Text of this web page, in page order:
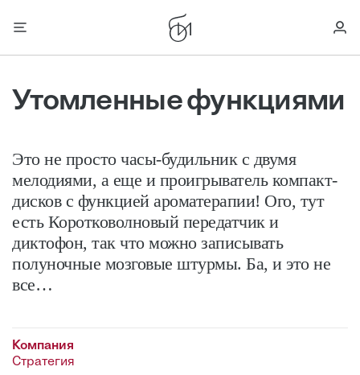
Утомленные функциями
Это не просто часы-будильник с двумя
мелодиями, а еще и проигрыватель компакт-
дисков с функцией ароматерапии! Ого, тут
есть Коротковолновый передатчик и
диктофон, так что можно записывать
полуночные мозговые штурмы. Ба, и это не
все…
Компания
Стратегия